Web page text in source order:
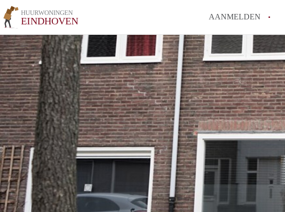
HUURWONINGEN
EINDHOVEN AANMELDEN